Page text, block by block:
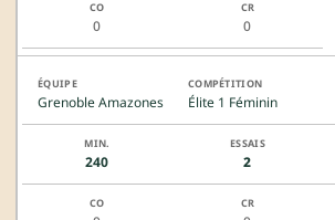
0 0
Grenoble Amazones Élite 1 Féminin
240 2